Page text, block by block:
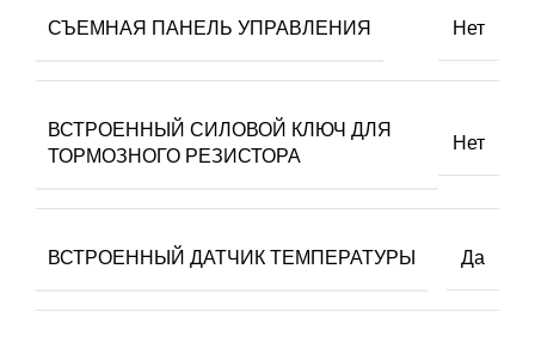
СЪЕМНАЯ ПАНЕЛЬ УПРАВЛЕНИЯ Нет
ВСТРОЕННЫЙ СИЛОВОЙ КЛЮЧ ДЛЯ
ТОРМОЗНОГО РЕЗИСТОРА
Нет
ВСТРОЕННЫЙ ДАТЧИК ТЕМПЕРАТУРЫ Да